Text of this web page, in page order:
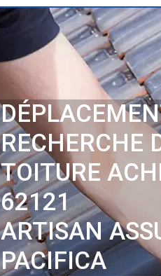
RECHERCHE
TOITURE
62121
ARTISAN
PACIFICA